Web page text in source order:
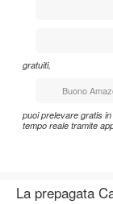
gratuiti,
Buono
puoi prelevare gratis
tempo reale tramite
La prepagata